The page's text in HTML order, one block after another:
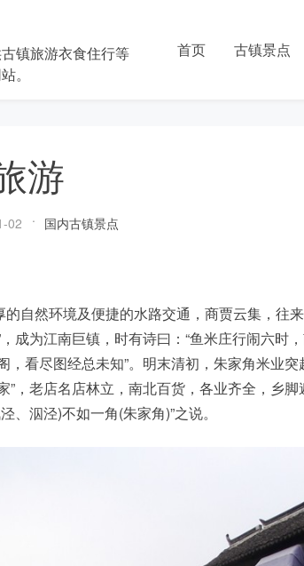
镇旅游衣食住行等
。
首页 古镇景点
游
02 国内古镇景点
自然环境及便捷的水路交通，商贾云集，往
成为江南巨镇，时有诗曰：“鱼米庄行闹六时
，看尽图经总未知”。明末清初，朱家角米业
”，老店名店林立，南北百货，各业齐全，乡
、泅泾)不如一角(朱家角)”之说。